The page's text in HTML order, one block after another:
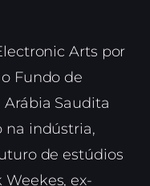
Arts por
Fundo de
Saudita
na indústria,
de estúdios
ex-